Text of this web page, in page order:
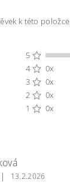
k této položce.
5
4
0x
3
0x
2
0x
1
0x
|
13.2.2026